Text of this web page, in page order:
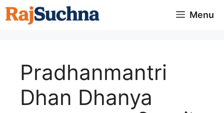
Skip
to
Menu
Pradhanmantri
Dhan Dhanya